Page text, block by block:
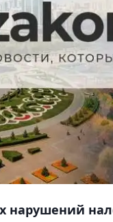
нарушений